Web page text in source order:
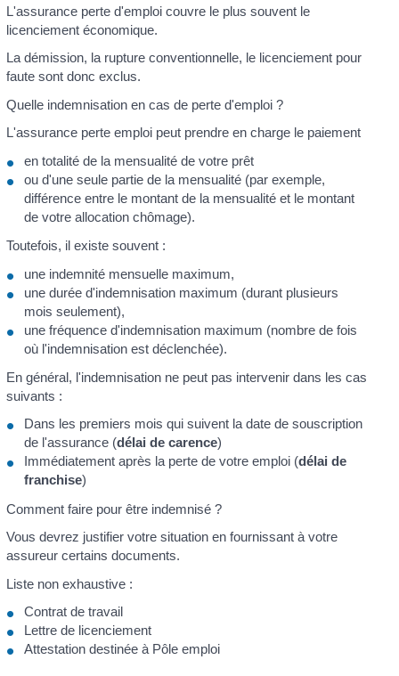
L'assurance perte d'emploi couvre le plus souvent le
licenciement économique.
La démission, la rupture conventionnelle, le licenciement pour
faute sont donc exclus.
Quelle indemnisation en cas de perte d'emploi ?
L'assurance perte emploi peut prendre en charge le paiement
en totalité de la mensualité de votre prêt
ou d'une seule partie de la mensualité (par exemple,
différence entre le montant de la mensualité et le montant
de votre allocation chômage).
Toutefois, il existe souvent :
une indemnité mensuelle maximum,
une durée d'indemnisation maximum (durant plusieurs
mois seulement),
une fréquence d'indemnisation maximum (nombre de fois
où l'indemnisation est déclenchée).
En général, l'indemnisation ne peut pas intervenir dans les cas
suivants :
Dans les premiers mois qui suivent la date de souscription
de l'assurance (délai de carence)
Immédiatement après la perte de votre emploi (délai de
franchise)
Comment faire pour être indemnisé ?
Vous devrez justifier votre situation en fournissant à votre
assureur certains documents.
Liste non exhaustive :
Contrat de travail
Lettre de licenciement
Attestation destinée à Pôle emploi